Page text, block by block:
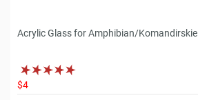
Acrylic Glass for Amphibian/Komandirskie
$4